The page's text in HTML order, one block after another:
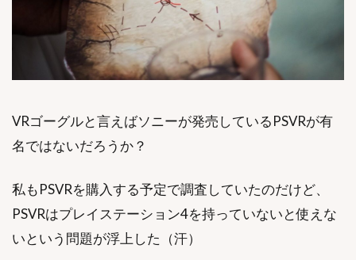
VRゴーグルと言えばソニーが発売しているPSVRが有
名ではないだろうか？
私もPSVRを購入する予定で調査していたのだけど、
PSVRはプレイステーション4を持っていないと使えな
いという問題が浮上した（汗）